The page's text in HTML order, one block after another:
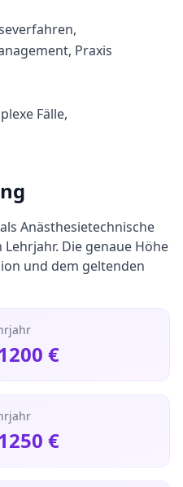
Praxis
Fälle,
Anästhesietechnische
Die genaue Höhe
und dem geltenden
€
€